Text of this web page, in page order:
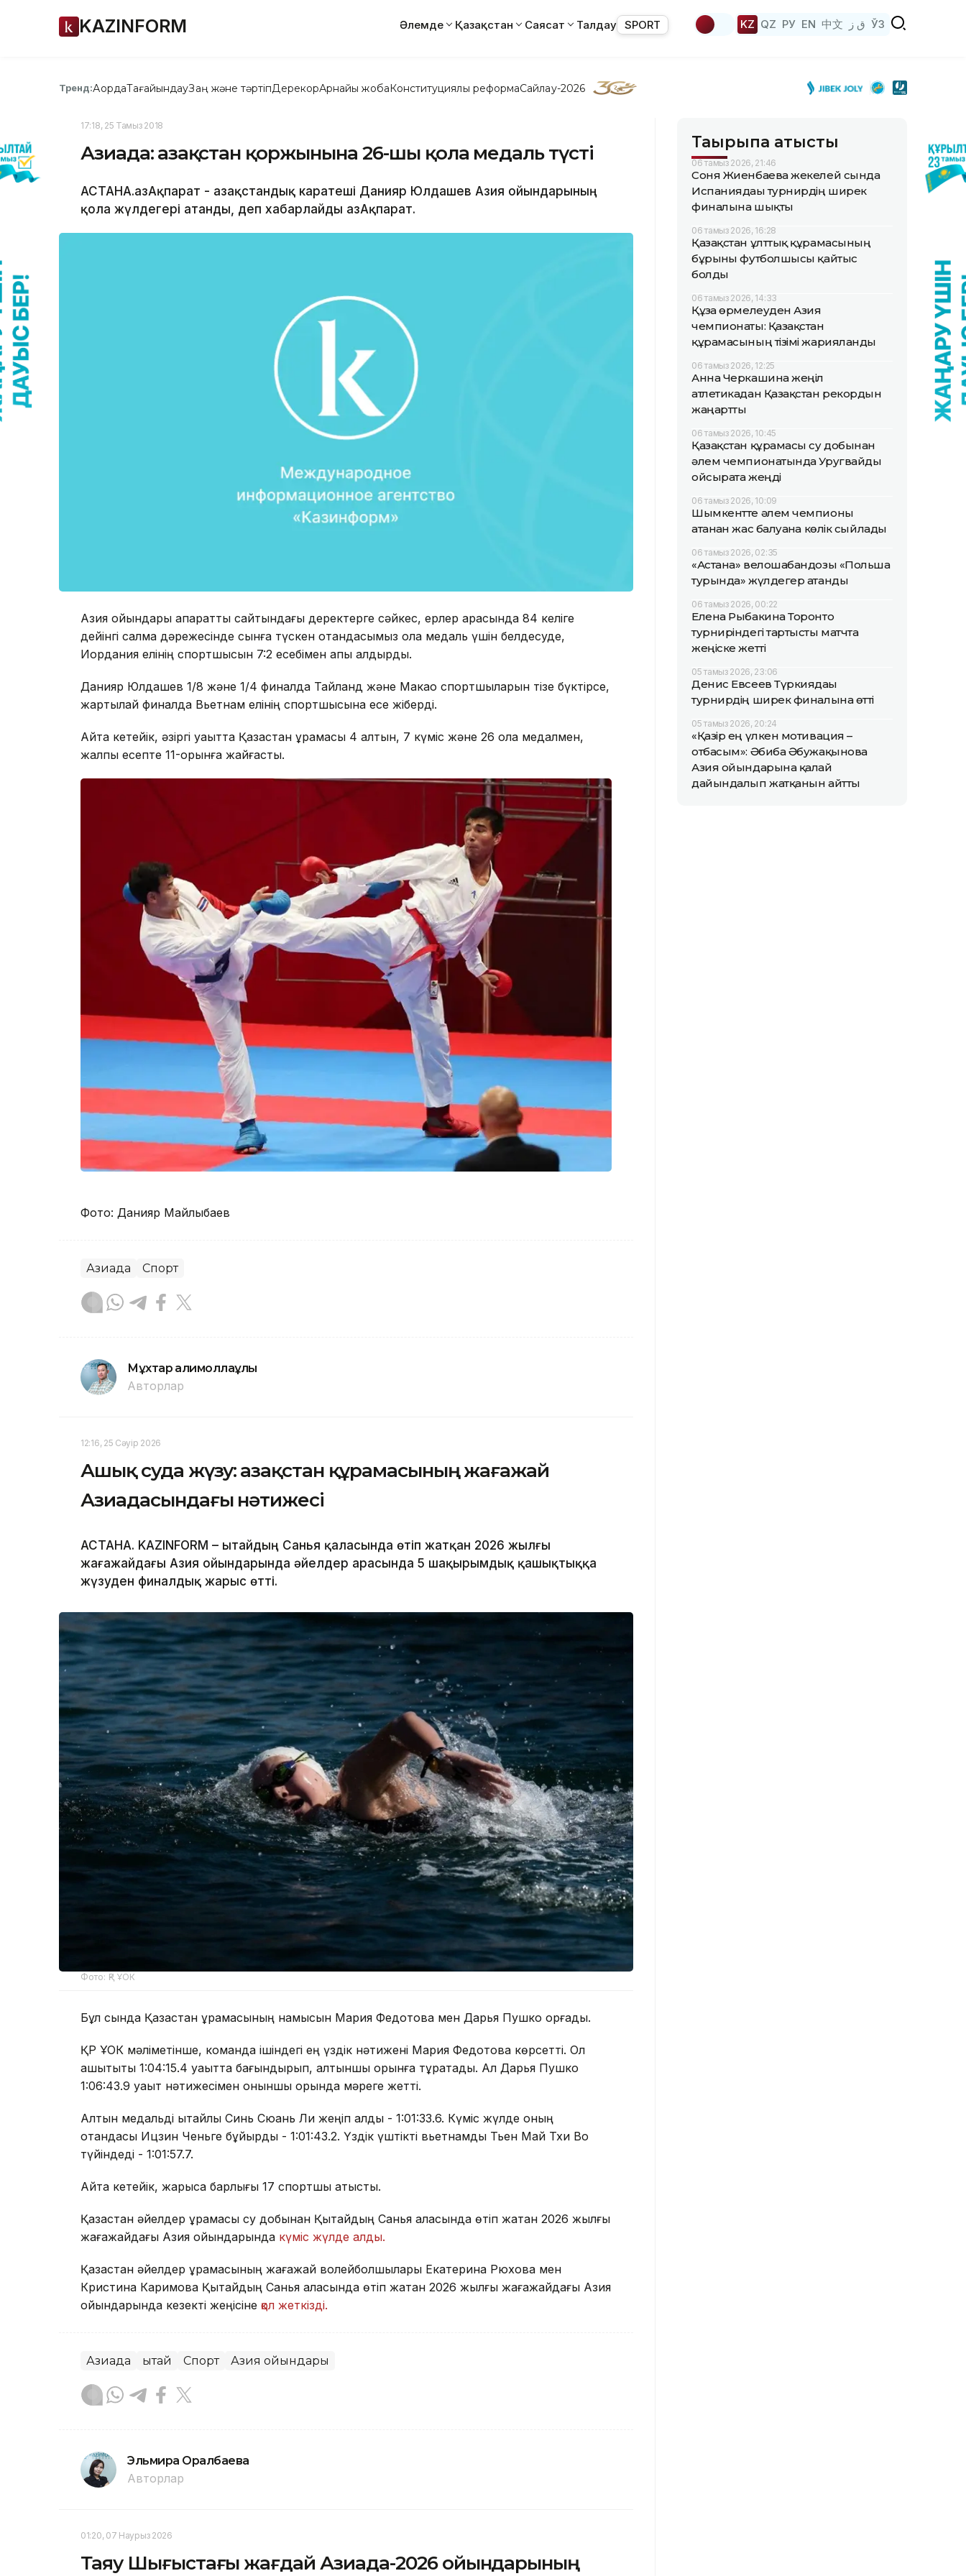
KAZINFORM Әлемде Қазақстан Саясат Талдау SPORT KZ QZ РУ EN 中文 ق ز ЎЗ
Тренд:АқордаТағайындауЗаң және тәртіпДерекқорАрнайы жобаКонституциялық реформаСайлау-2026
17:18, 25 Тамыз 2018
Азиада: Қазақстан қоржынына 26-шы қола медаль түсті
АСТАНА.ҚазАқпарат - Қазақстандық каратеші Данияр Юлдашев Азия ойындарының
қола жүлдегері атанды, деп хабарлайды ҚазАқпарат.
Азия ойындары ақпараттық сайтындағы деректерге сәйкес, ерлер арасында 84 келіге
дейінгі салмақ дәрежесінде сынға түскен отандасымыз қола медаль үшін белдесуде,
Иордания елінің спортшысын 7:2 есебімен қапы қалдырды.
Данияр Юлдашев 1/8 және 1/4 финалда Тайланд және Макао спортшыларын тізе бүктірсе,
жартылай финалда Вьетнам елінің спортшысына есе жіберді.
Айта кетейік, қәзіргі уақытта Қазақстан құрамасы 4 алтын, 7 күміс және 26 қола медалмен,
жалпы есепте 11-орынға жайғасты.
Фото: Данияр Майлыбаев
Азиада Спорт
Мұхтар Қалимоллаұлы
Авторлар
12:16, 25 Сәуір 2026
Ашық суда жүзу: Қазақстан құрамасының жағажай
Азиадасындағы нәтижеcі
АСТАНА. KAZINFORM – Қытайдың Санья қаласында өтіп жатқан 2026 жылғы
жағажайдағы Азия ойындарында әйелдер арасында 5 шақырымдық қашықтыққа
жүзуден финалдық жарыс өтті.
Фото: ҚР ҰОК
Бұл сында Қазақстан құрамасының намысын Мария Федотова мен Дарья Пушко қорғады.
ҚР ҰОК мәліметінше, команда ішіндегі ең үздік нәтижені Мария Федотова көрсетті. Ол
қашықтықты 1:04:15.4 уақытта бағындырып, алтыншы орынға тұрақтады. Ал Дарья Пушко
1:06:43.9 уақыт нәтижесімен оныншы орында мәреге жетті.
Алтын медальді қытайлық Синь Сюань Ли жеңіп алды - 1:01:33.6. Күміс жүлде оның
отандасы Ицзин Ченьге бұйырды - 1:01:43.2. Үздік үштікті вьетнамдық Тьен Май Тхи Во
түйіндеді - 1:01:57.7.
Айта кетейік, жарысқа барлығы 17 спортшы қатысты.
Қазақстан әйелдер құрамасы су добынан Қытайдың Санья қаласында өтіп жатқан 2026 жылғы
жағажайдағы Азия ойындарында күміс жүлде алды.
Қазақстан әйелдер құрамасының жағажай волейболшылары Екатерина Рюхова мен
Кристина Каримова Қытайдың Санья қаласында өтіп жатқан 2026 жылғы жағажайдағы Азия
ойындарында кезекті жеңісіне қол жеткізді.
Азиада Қытай Спорт Азия ойындары
Эльмира Оралбаева
Авторлар
01:20, 07 Наурыз 2026
Таяу Шығыстағы жағдай Азиада-2026 ойындарының
Тақырыпқа қатысты
06 тамыз 2026, 21:46
Соня Жиенбаева жекелей сында
Испаниядағы турнирдің ширек
финалына шықты
06 тамыз 2026, 16:28
Қазақстан ұлттық құрамасының
бұрынғы футболшысы қайтыс
болды
06 тамыз 2026, 14:33
Құзға өрмелеуден Азия
чемпионаты: Қазақстан
құрамасының тізімі жарияланды
06 тамыз 2026, 12:25
Анна Черкашина жеңіл
атлетикадан Қазақстан рекордын
жаңартты
06 тамыз 2026, 10:45
Қазақстан құрамасы су добынан
әлем чемпионатында Уругвайды
ойсырата жеңді
06 тамыз 2026, 10:09
Шымкентте әлем чемпионы
атанған жас балуанға көлік сыйлады
06 тамыз 2026, 02:35
«Астана» велошабандозы «Польша
турында» жүлдегер атанды
06 тамыз 2026, 00:22
Елена Рыбакина Торонто
турниріндегі тартысты матчта
жеңіске жетті
05 тамыз 2026, 23:06
Денис Евсеев Түркиядағы
турнирдің ширек финалына өтті
05 тамыз 2026, 20:24
«Қазір ең үлкен мотивация –
отбасым»: Әбиба Әбужақынова
Азия ойындарына қалай
дайындалып жатқанын айтты